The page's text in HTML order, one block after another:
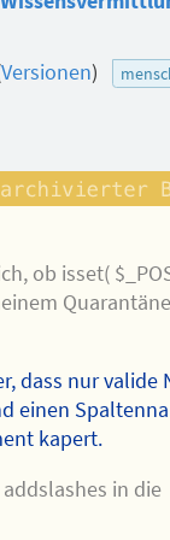
Versionen)
ob isset(
dass nur valide
einen
kapert.
in die